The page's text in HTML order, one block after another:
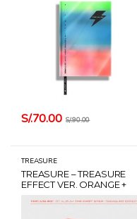
S/.70.00 S/.90.00
TREASURE
TREASURE – TREASURE
EFFECT VER. ORANGE +
POSTER + CARD HANTEO